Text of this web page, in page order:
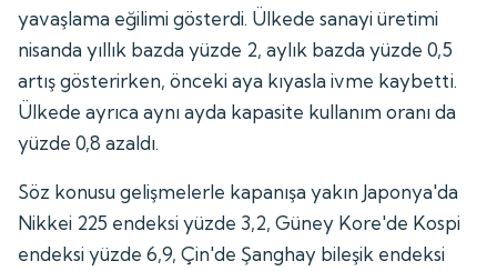
yavaşlama eğilimi gösterdi. Ülkede sanayi üretimi
nisanda yıllık bazda yüzde 2, aylık bazda yüzde 0,5
artış gösterirken, önceki aya kıyasla ivme kaybetti.
Ülkede ayrıca aynı ayda kapasite kullanım oranı da
yüzde 0,8 azaldı.
Söz konusu gelişmelerle kapanışa yakın Japonya'da
Nikkei 225 endeksi yüzde 3,2, Güney Kore'de Kospi
endeksi yüzde 6,9, Çin'de Şanghay bileşik endeksi